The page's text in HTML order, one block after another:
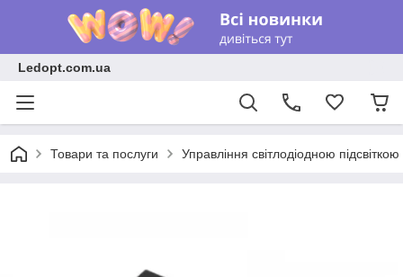
Ledopt.com.ua
Товари та послуги Управління світлодіодною підсвіткою